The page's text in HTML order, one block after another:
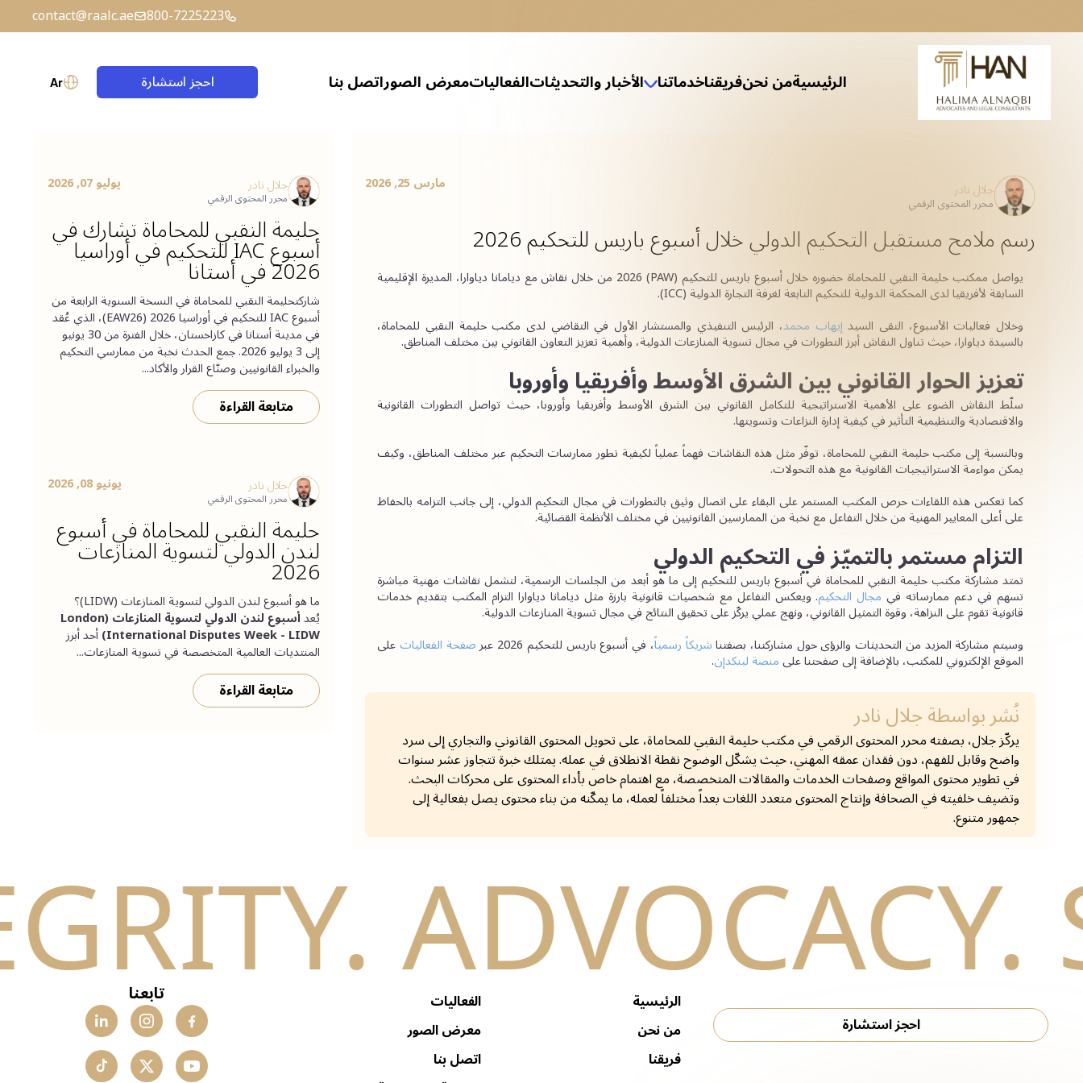
800-7225223
contact@raalc.ae
الرئيسيةمن نحنفريقناخدماتنا الأخبار والتحديثاتالفعالياتمعرض الصوراتصل بنا احجز استشارة Ar
جلال نادر
محرر المحتوى الرقمي
مارس 25, 2026
رسم ملامح مستقبل التحكيم الدولي خلال أسبوع باريس للتحكيم 2026
يواصل ممكتب حليمة النقبي للمحاماة حضوره خلال أسبوع باريس للتحكيم (PAW) 2026 من خلال نقاش مع ديامانا دياوارا، المديرة الإقليمية
السابقة لأفريقيا لدى المحكمة الدولية للتحكيم التابعة لغرفة التجارة الدولية (ICC).
وخلال فعاليات الأسبوع، التقى السيد إيهاب محمد
بالسيدة دياوارا، حيث تناول النقاش أبرز التطورات في مجال تسوية المنازعات الدولية، وأهمية تعزيز التعاون القانوني بين مختلف المناطق.
تعزيز الحوار القانوني بين الشرق الأوسط وأفريقيا وأوروبا
سلّط النقاش الضوء على الأهمية الاستراتيجية للتكامل القانوني بين الشرق الأوسط وأفريقيا وأوروبا، حيث تواصل التطورات القانونية
والاقتصادية والتنظيمية التأثير في كيفية إدارة النزاعات وتسويتها.
وبالنسبة إلى مكتب حليمة النقبي للمحاماة، توفّر مثل هذه النقاشات فهماً عملياً لكيفية تطور ممارسات التحكيم عبر مختلف المناطق، وكيف
يمكن مواءمة الاستراتيجيات القانونية مع هذه التحولات.
كما تعكس هذه اللقاءات حرص المكتب المستمر على البقاء على اتصال وثيق بالتطورات في مجال التحكيم الدولي، إلى جانب التزامه بالحفاظ
على أعلى المعايير المهنية من خلال التفاعل مع نخبة من الممارسين القانونيين في مختلف الأنظمة القضائية.
التزام مستمر بالتميّز في التحكيم الدولي
تسهم في دعم ممارساته في مجال التحكيم . ويعكس التفاعل مع شخصيات قانونية بارزة مثل ديامانا دياوارا التزام المكتب بتقديم خدمات
قانونية تقوم على النزاهة، وقوة التمثيل القانوني، ونهج عملي يركّز على تحقيق النتائج في مجال تسوية المنازعات الدولية.
وسيتم مشاركة المزيد من التحديثات والرؤى حول مشاركتنا، بصفتنا شريكاً رسمياً، في أسبوع باريس للتحكيم 2026 عبر صفحة الفعاليات على
الموقع الإلكتروني للمكتب، بالإضافة إلى صفحتنا على منصة لينكدإن.
نُشر بواسطةجلال نادر
يركّز جلال، بصفته محرر المحتوى الرقمي في مكتب حليمة النقبي للمحاماة، على تحويل المحتوى القانوني والتجاري إلى سرد
واضح وقابل للفهم، دون فقدان عمقه المهني، حيث يشكّل الوضوح نقطة الانطلاق في عمله. يمتلك خبرة تتجاوز عشر سنوات
في تطوير محتوى المواقع وصفحات الخدمات والمقالات المتخصصة، مع اهتمام خاص بأداء المحتوى على محركات البحث.
وتضيف خلفيته في الصحافة وإنتاج المحتوى متعدد اللغات بعداً مختلفاً لعمله، ما يمكّنه من بناء محتوى يصل بفعالية إلى
جمهور متنوع.
جلال نادر
محرر المحتوى الرقمي
يوليو 07, 2026
حليمة النقبي للمحاماة تشارك في
أسبوع IAC للتحكيم في أوراسيا 2026 في أستانا
شاركتحليمة النقبي للمحاماة في النسخة السنوية الرابعة من
أسبوع IAC للتحكيم في أوراسيا 2026 (EAW26)، الذي عُقد
في مدينة أستانا في كازاخستان، خلال الفترة من 30 يونيو
إلى 3 يوليو 2026. جمع الحدث نخبة من ممارسي التحكيم
والخبراء القانونيين وصنّاع القرار والأكاد...
متابعة القراءة
جلال نادر
محرر المحتوى الرقمي
يونيو 08, 2026
حليمة النقبي للمحاماة في أسبوع
لندن الدولي لتسوية المنازعات
2026
ما هو أسبوع لندن الدولي لتسوية المنازعات (LIDW)؟
يُعد أسبوع لندن الدولي لتسوية المنازعات (London
International Disputes Week - LIDW) أحد أبرز
المنتديات العالمية المتخصصة في تسوية المنازعات...
متابعة القراءة
احجز استشارة
الرئيسية
من نحن
فريقنا
الفعاليات
معرض الصور
اتصل بنا
تابعنا